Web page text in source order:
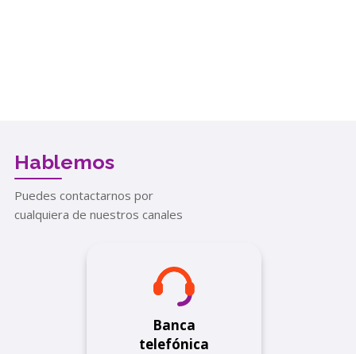
Hablemos
Puedes contactarnos por
cualquiera de nuestros canales
Banca
telefónica